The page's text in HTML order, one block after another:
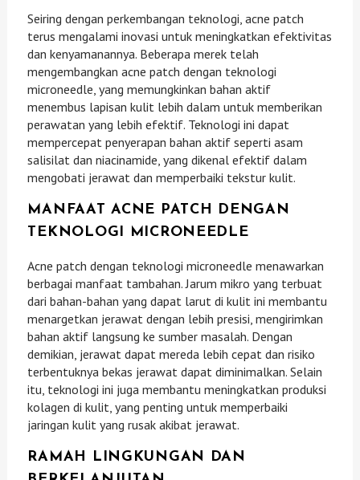
Seiring dengan perkembangan teknologi, acne patch
terus mengalami inovasi untuk meningkatkan efektivitas
dan kenyamanannya. Beberapa merek telah
mengembangkan acne patch dengan teknologi
microneedle, yang memungkinkan bahan aktif
menembus lapisan kulit lebih dalam untuk memberikan
perawatan yang lebih efektif. Teknologi ini dapat
mempercepat penyerapan bahan aktif seperti asam
salisilat dan niacinamide, yang dikenal efektif dalam
mengobati jerawat dan memperbaiki tekstur kulit.
MANFAAT ACNE PATCH DENGAN
TEKNOLOGI MICRONEEDLE
Acne patch dengan teknologi microneedle menawarkan
berbagai manfaat tambahan. Jarum mikro yang terbuat
dari bahan-bahan yang dapat larut di kulit ini membantu
menargetkan jerawat dengan lebih presisi, mengirimkan
bahan aktif langsung ke sumber masalah. Dengan
demikian, jerawat dapat mereda lebih cepat dan risiko
terbentuknya bekas jerawat dapat diminimalkan. Selain
itu, teknologi ini juga membantu meningkatkan produksi
kolagen di kulit, yang penting untuk memperbaiki
jaringan kulit yang rusak akibat jerawat.
RAMAH LINGKUNGAN DAN